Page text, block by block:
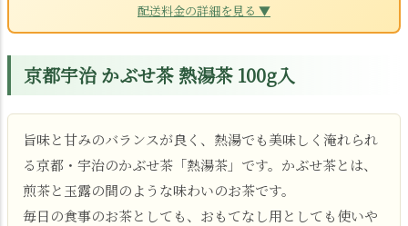
配送料金の詳細を見る ▼
京都宇治 かぶせ茶 熱湯茶 100g入
旨味と甘みのバランスが良く、熱湯でも美味しく淹れられ
る京都・宇治のかぶせ茶「熱湯茶」です。かぶせ茶とは、
煎茶と玉露の間のような味わいのお茶です。
毎日の食事のお茶としても、おもてなし用としても使いや